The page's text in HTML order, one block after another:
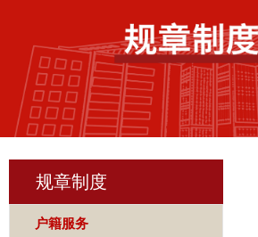
规章制度
户籍服务